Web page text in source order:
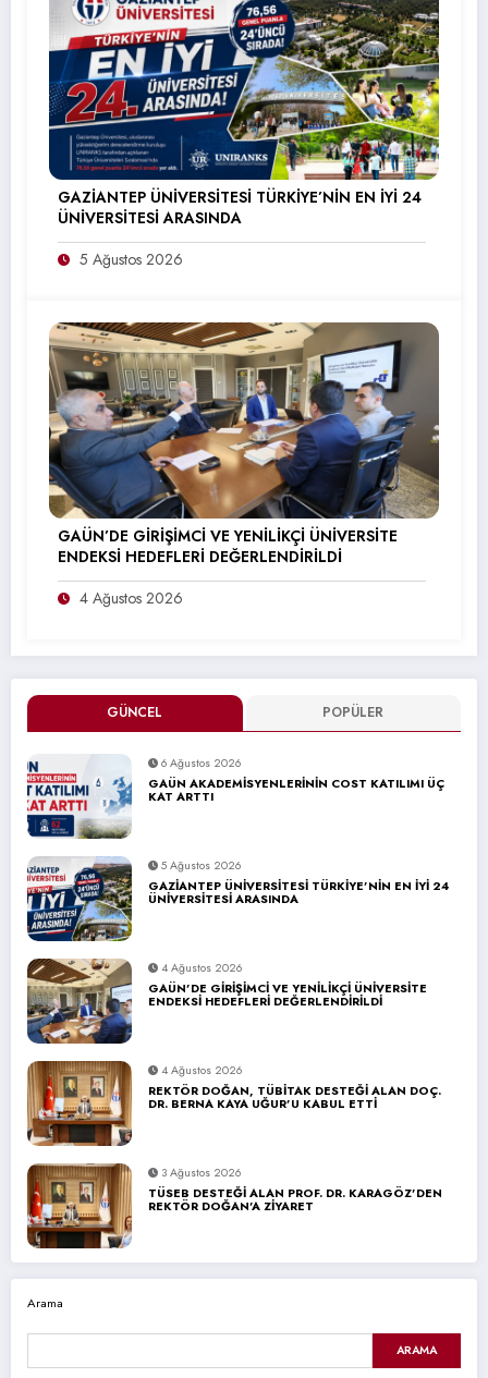
GÜNCEL POPÜLER
6 Ağustos 2026
GAÜN AKADEMİSYENLERİNİN COST KATILIMI ÜÇ
KAT ARTTI
5 Ağustos 2026
GAZİANTEP ÜNİVERSİTESİ TÜRKİYE’NİN EN İYİ 24
ÜNİVERSİTESİ ARASINDA
4 Ağustos 2026
GAÜN’DE GİRİŞİMCİ VE YENİLİKÇİ ÜNİVERSİTE
ENDEKSİ HEDEFLERİ DEĞERLENDİRİLDİ
4 Ağustos 2026
REKTÖR DOĞAN, TÜBİTAK DESTEĞİ ALAN DOÇ.
DR. BERNA KAYA UĞUR’U KABUL ETTİ
3 Ağustos 2026
TÜSEB DESTEĞİ ALAN PROF. DR. KARAGÖZ’DEN
REKTÖR DOĞAN’A ZİYARET
Arama
ARAMA
GAZİANTEP ÜNİVERSİTESİ TÜRKİYE’NİN EN İYİ 24
ÜNİVERSİTESİ ARASINDA
5 Ağustos 2026
GAÜN’DE GİRİŞİMCİ VE YENİLİKÇİ ÜNİVERSİTE
ENDEKSİ HEDEFLERİ DEĞERLENDİRİLDİ
4 Ağustos 2026